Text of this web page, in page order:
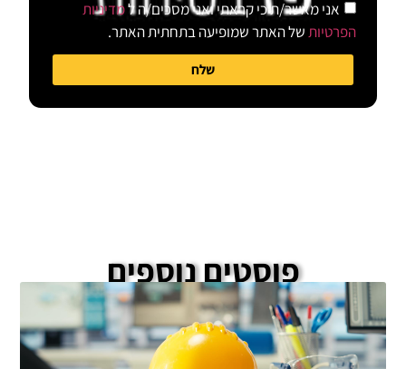
אני מאשר/ת כי קראתי ואני מסכים/ה למדיניות
הפרטיותשל האתר שמופיעה בתחתית האתר.
שלח
פוסטים נוספים